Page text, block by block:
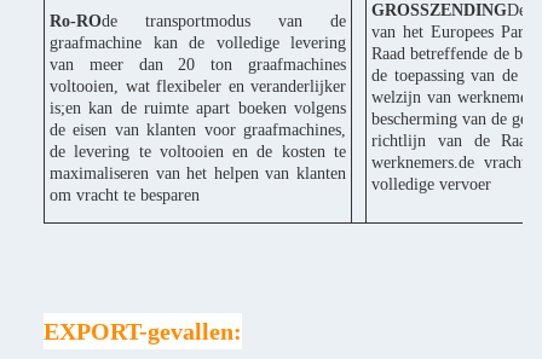
Ro-ROde transportmodus van de
graafmachine kan de volledige levering
van meer dan 20 ton graafmachines
voltooien, wat flexibeler en veranderlijker
is;en kan de ruimte apart boeken volgens
de eisen van klanten voor graafmachines,
de levering te voltooien en de kosten te
maximaliseren van het helpen van klanten
om vracht te besparen
GROSSZENDINGDe
van het Europees
Raad betreffende de
de toepassing van de
welzijn van
bescherming van de
richtlijn van de Raad
werknemers.de
volledige vervoer
EXPORT-gevallen: